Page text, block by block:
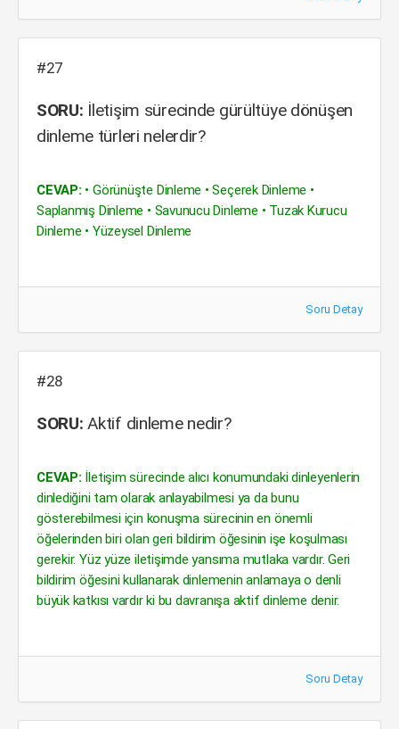
#27
SORU: İletişim sürecinde gürültüye dönüşen
dinleme türleri nelerdir?
CEVAP: • Görünüşte Dinleme • Seçerek Dinleme •
Saplanmış Dinleme • Savunucu Dinleme • Tuzak Kurucu
Dinleme • Yüzeysel Dinleme
Soru Detay
#28
SORU: Aktif dinleme nedir?
CEVAP: İletişim sürecinde alıcı konumundaki dinleyenlerin
dinlediğini tam olarak anlayabilmesi ya da bunu
gösterebilmesi için konuşma sürecinin en önemli
öğelerinden biri olan geri bildirim öğesinin işe koşulması
gerekir. Yüz yüze iletişimde yansıma mutlaka vardır. Geri
bildirim öğesini kullanarak dinlemenin anlamaya o denli
büyük katkısı vardır ki bu davranışa aktif dinleme denir.
Soru Detay